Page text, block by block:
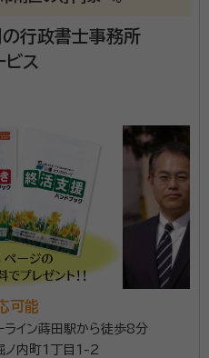
の行政書士事務所
ス
可能
イン蒔田駅から徒歩8分
ノ内町1丁目1-2